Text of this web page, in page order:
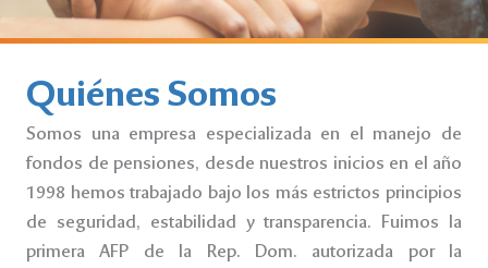
Quiénes Somos
Somos una empresa especializada en el manejo de
fondos de pensiones, desde nuestros inicios en el año
1998 hemos trabajado bajo los más estrictos principios
de seguridad, estabilidad y transparencia. Fuimos la
primera AFP de la Rep. Dom. autorizada por la